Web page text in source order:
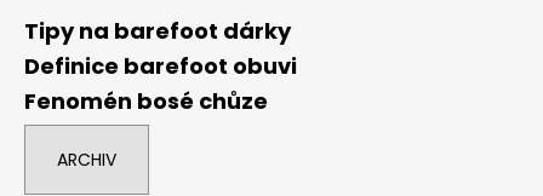
Tipy na barefoot dárky
Definice barefoot obuvi
Fenomén bosé chůze
ARCHIV